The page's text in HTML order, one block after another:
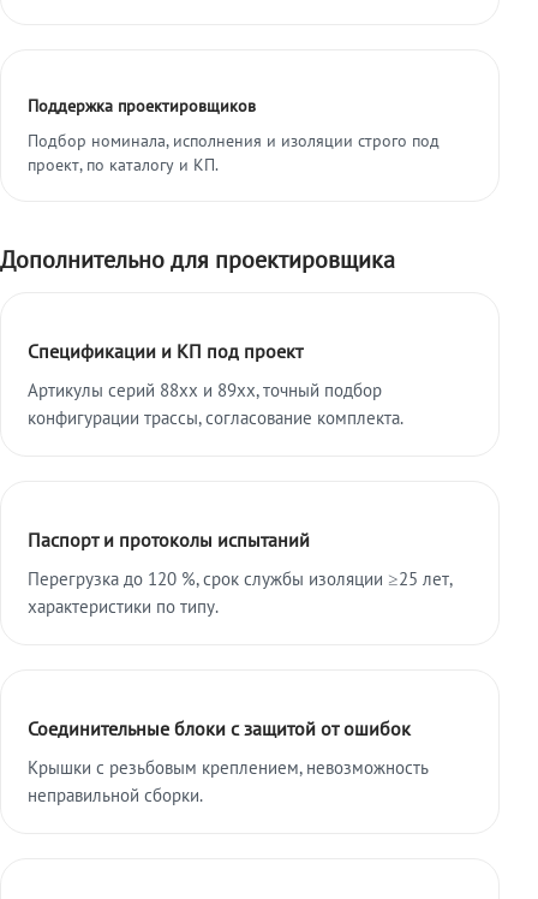
Поддержка проектировщиков
Подбор номинала, исполнения и изоляции строго под
проект, по каталогу и КП.
Дополнительно для проектировщика
Спецификации и КП под проект
Артикулы серий 88xx и 89xx, точный подбор
конфигурации трассы, согласование комплекта.
Паспорт и протоколы испытаний
Перегрузка до 120 %, срок службы изоляции ≥25 лет,
характеристики по типу.
Соединительные блоки с защитой от ошибок
Крышки с резьбовым креплением, невозможность
неправильной сборки.